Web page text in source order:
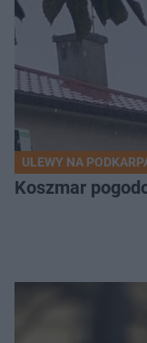
ULEWY NA
Koszmar